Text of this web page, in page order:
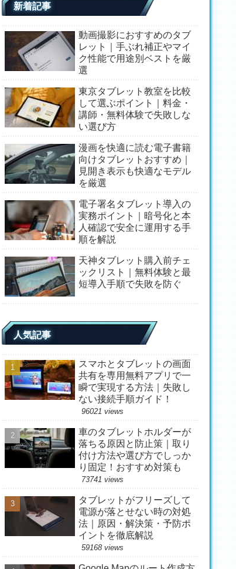
新着記事
動画撮影におすすめのタブ
レット｜手ぶれ補正やマイ
ク性能で用途別ベストを厳
選
東京タブレット教室を比較
して選ぶポイント｜料金・
講師・無料体験で失敗しな
い選び方
漫画を快適に読む電子書籍
向けタブレットおすすめ｜
見開き表示も快適なモデル
を厳選
電子署名タブレット導入の
実務ポイント｜暗号化と本
人確認で安全に運用する手
順を解説
天神タブレット購入前チェ
ックリスト｜無料体験と最
短導入手順で失敗を防ぐ
人気記事
スマホとタブレットの画面
共有を専用無料アプリで一
瞬で実現する方法｜失敗し
ない接続手順ガイド！
96021 views
車のタブレットホルダーが
落ちる原因と防止策｜取り
付け方法や選び方でしっか
り固定！おすすめ対策も
73741 views
タブレットがフリーズして
電源が落とせない時の対処
法｜原因・解決策・予防ポ
イントを徹底解説
59168 views